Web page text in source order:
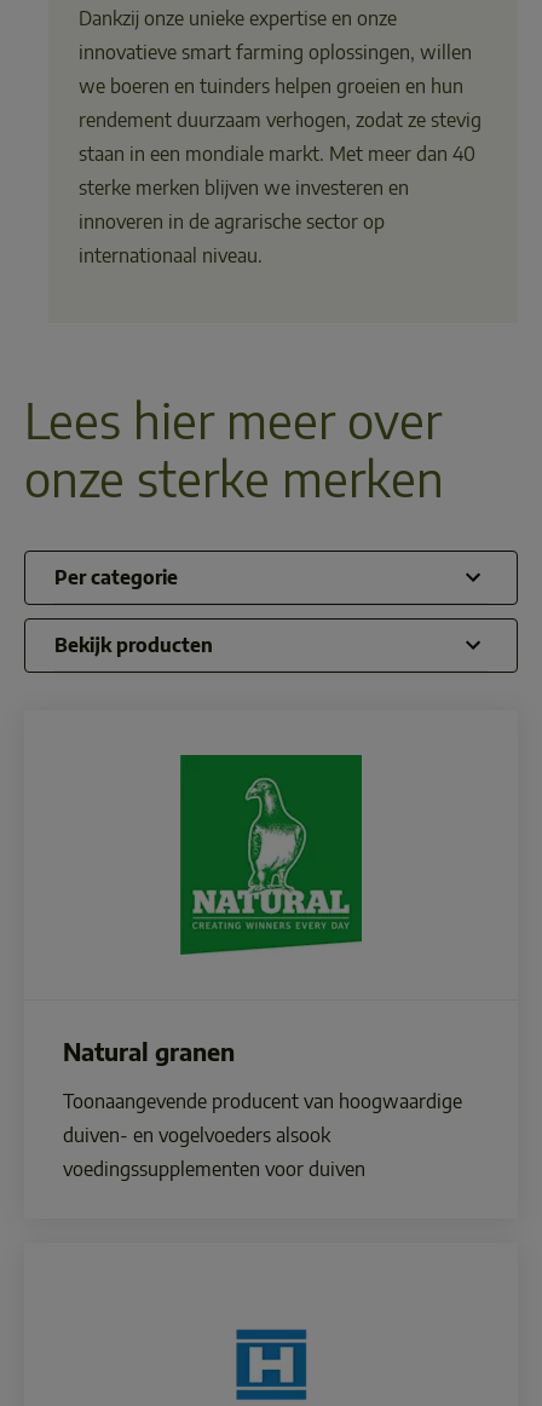
Dankzij onze unieke expertise en onze
innovatieve smart farming oplossingen, willen
we boeren en tuinders helpen groeien en hun
rendement duurzaam verhogen, zodat ze stevig
staan in een mondiale markt. Met meer dan 40
sterke merken blijven we investeren en
innoveren in de agrarische sector op
internationaal niveau.
Lees hier meer over
onze sterke merken
Per categorie
Bekijk producten
Natural granen
Toonaangevende producent van hoogwaardige
duiven- en vogelvoeders alsook